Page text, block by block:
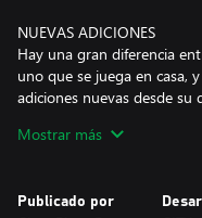
NUEVAS ADICIONES
Hay una gran diferencia
uno que se juega en casa,
adiciones nuevas desde su
16:9. Esta versión cuenta
Tekken, Street Fighter EX y
Mostrar más
Publicado por